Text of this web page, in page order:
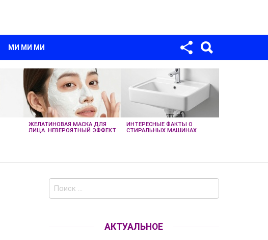
МИ МИ МИ
ЖЕЛАТИНОВАЯ МАСКА ДЛЯ
ЛИЦА. НЕВЕРОЯТНЫЙ ЭФФЕКТ
ИНТЕРЕСНЫЕ ФАКТЫ О
СТИРАЛЬНЫХ МАШИНАХ
Поиск
АКТУАЛЬНОЕ